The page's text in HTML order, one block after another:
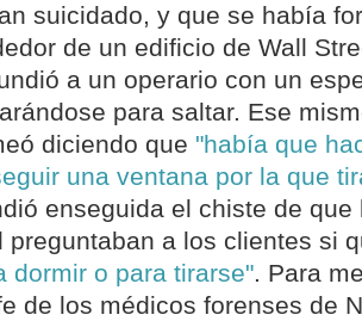
suicidado, y que se había
de un edificio de Wall
a un operario con un
para saltar. Ese
diciendo que "había que
una ventana por la que
enseguida el chiste de
preguntaban a los clientes si
dormir o para tirarse". Para
de los médicos forenses de